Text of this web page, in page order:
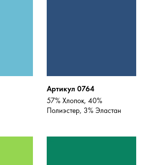
Артикул 0764
57% Хлопок, 40%
Полиэстер, 3% Эластан